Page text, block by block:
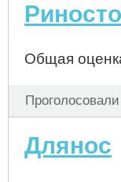
Общая
Проголосовали
Длянос